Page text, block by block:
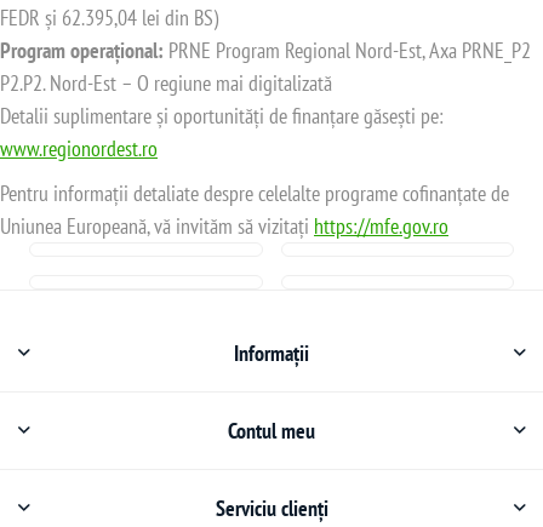
FEDR și 62.395,04 lei din BS)
Program operațional: PRNE Program Regional Nord-Est, Axa PRNE_P2
P2.P2. Nord-Est – O regiune mai digitalizată
Detalii suplimentare și oportunități de finanțare găsești pe:
www.regionordest.ro
Pentru informații detaliate despre celelalte programe cofinanțate de
Uniunea Europeană, vă invităm să vizitați https://mfe.gov.ro
Informații
Contul meu
Serviciu clienți